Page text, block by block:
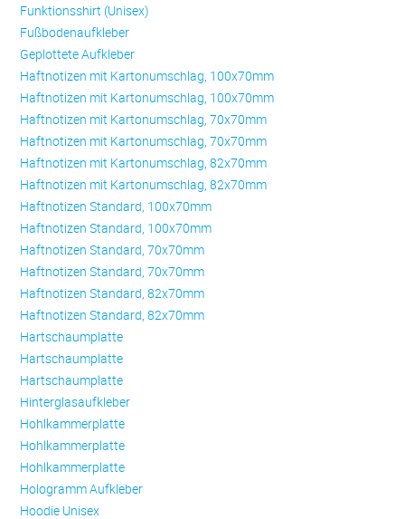
Funktionsshirt (Unisex)
Fußbodenaufkleber
Geplottete Aufkleber
Haftnotizen mit Kartonumschlag, 100x70mm
Haftnotizen mit Kartonumschlag, 100x70mm
Haftnotizen mit Kartonumschlag, 70x70mm
Haftnotizen mit Kartonumschlag, 70x70mm
Haftnotizen mit Kartonumschlag, 82x70mm
Haftnotizen mit Kartonumschlag, 82x70mm
Haftnotizen Standard, 100x70mm
Haftnotizen Standard, 100x70mm
Haftnotizen Standard, 70x70mm
Haftnotizen Standard, 70x70mm
Haftnotizen Standard, 82x70mm
Haftnotizen Standard, 82x70mm
Hartschaumplatte
Hartschaumplatte
Hartschaumplatte
Hinterglasaufkleber
Hohlkammerplatte
Hohlkammerplatte
Hohlkammerplatte
Hologramm Aufkleber
Hoodie Unisex